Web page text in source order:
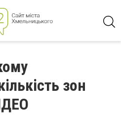
зон